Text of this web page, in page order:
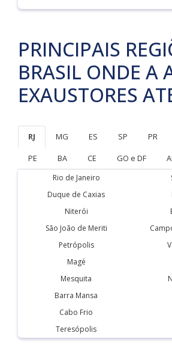
PRINCIPAIS
BRASIL ONDE A
EXAUSTORES
RJ MG ES SP PR
PE
BA CE GO e DF
Rio de Janeiro
Duque de Caxias
Niterói
São João de Meriti
Petrópolis
Magé
Mesquita
Barra Mansa
Cabo Frio
Teresópolis